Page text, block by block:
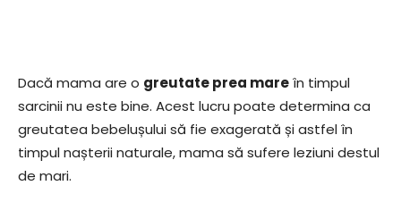
Dacă mama are o greutate prea mareîn timpul
sarcinii nu este bine. Acest lucru poate determina ca
greutatea bebelușului să fie exagerată și astfel în
timpul nașterii naturale, mama să sufere leziuni destul
de mari.